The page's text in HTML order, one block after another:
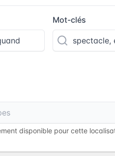
Mot-clés
disponible pour cette